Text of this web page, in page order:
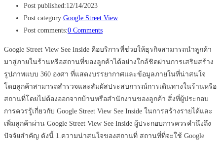
Post published:12/14/2023
Post category:Google Street View
Post comments:0 Comments
Google Street View See Inside คือบริการที่ช่วยให้ธุรกิจสามารถนำลูกค้า
มาสู่ภายในร้านหรือสถานที่ของลูกค้าได้อย่างใกล้ชิดผ่านการเสริมสร้าง
รูปภาพแบบ 360 องศา ที่แสดงบรรยากาศและข้อมูลภายในที่น่าสนใจ
โดยลูกค้าสามารถสำรวจและสัมผัสประสบการณ์การเดินทางในร้านหรือ
สถานที่โดยไม่ต้องออกจากบ้านหรือสำนักงานของลูกค้า สิ่งที่ผู้ประกอบ
การควรรู้เกี่ยวกับ Google Street View See Inside ในการสร้างรายได้และ
เพิ่มลูกค้าผ่าน Google Street View See Inside ผู้ประกอบการควรคำนึงถึง
ปัจจัยสำคัญ ดังนี้ 1.ความน่าสนใจของสถานที่ สถานที่ที่จะใช้ Google